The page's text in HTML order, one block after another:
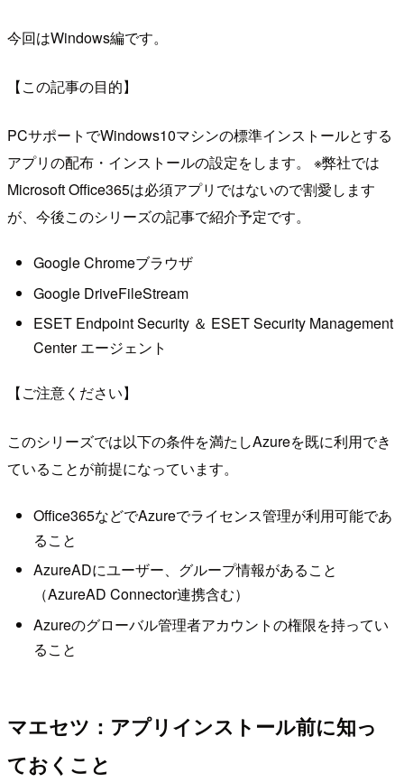
今回はWindows編です。
【この記事の目的】
PCサポートでWindows10マシンの標準インストールとする
アプリの配布・インストールの設定をします。 ※弊社では
Microsoft Office365は必須アプリではないので割愛します
が、今後このシリーズの記事で紹介予定です。
Google Chromeブラウザ
Google DriveFileStream
ESET Endpoint Security ＆ ESET Security Management
Center エージェント
【ご注意ください】
このシリーズでは以下の条件を満たしAzureを既に利用でき
ていることが前提になっています。
Office365などでAzureでライセンス管理が利用可能であ
ること
AzureADにユーザー、グループ情報があること
（AzureAD Connector連携含む）
Azureのグローバル管理者アカウントの権限を持ってい
ること
マエセツ：アプリインストール前に知っ
ておくこと